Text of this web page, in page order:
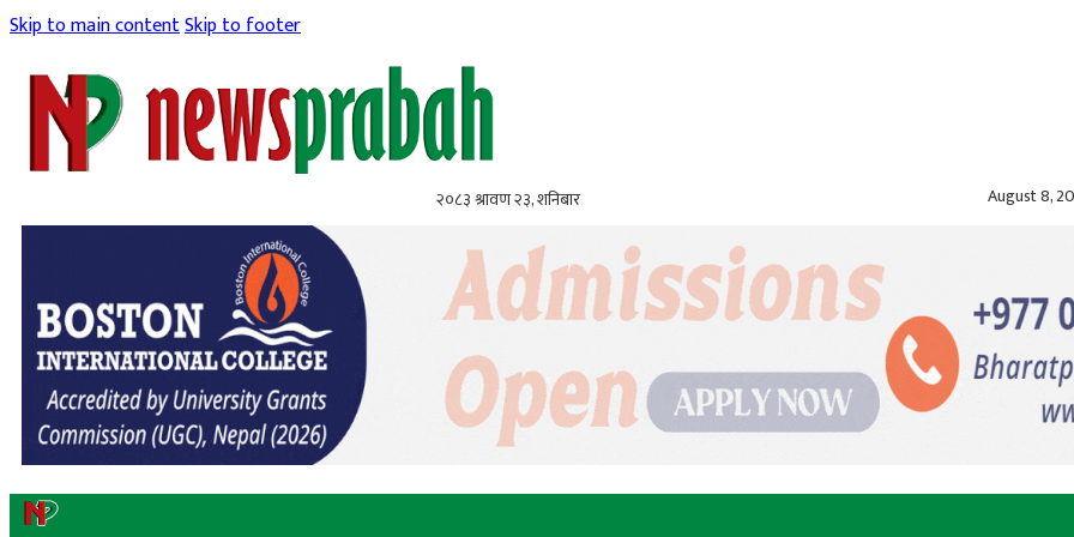
Skip to main contentSkip to footer
२०८३ श्रावण २३, शनिबार August 8,